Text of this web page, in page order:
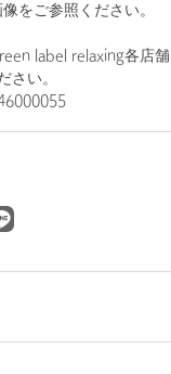
をご参照ください。
label relaxing各店舗
さい。